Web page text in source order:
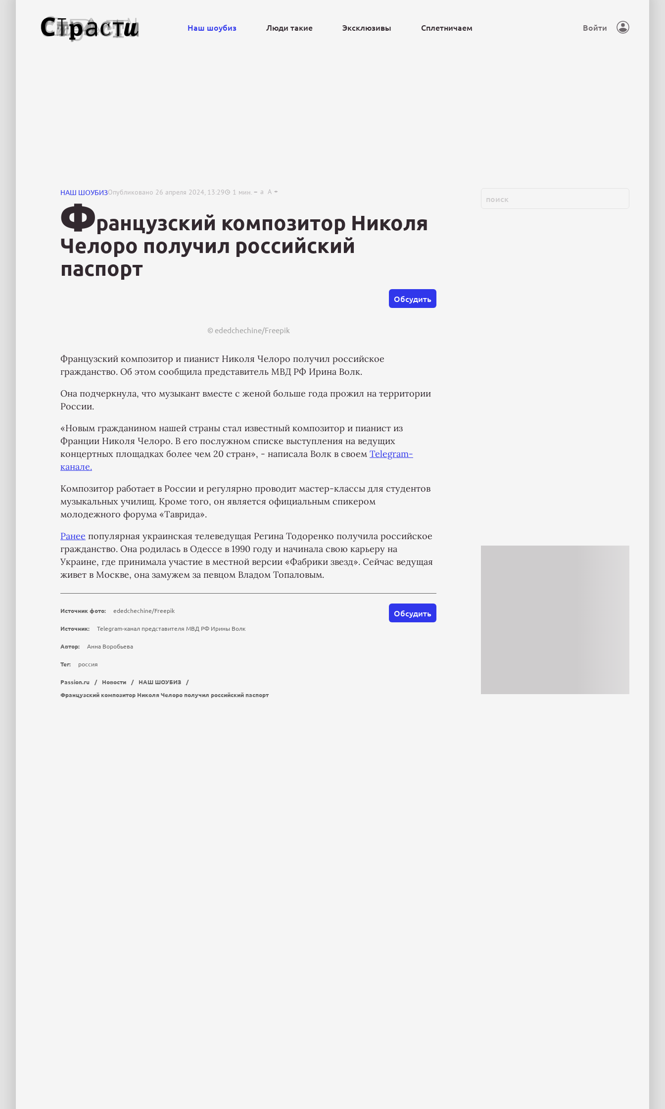
Наш шоубиз Люди такие Эксклюзивы Сплетничаем Войти
НАШ ШОУБИЗОпубликовано 26 апреля 2024, 13:29 1 мин. a A
Французский композитор Николя
Челоро получил российский
паспорт
Обсудить
© ededchechine/Freepik
Французский композитор и пианист Николя Челоро получил российское
гражданство. Об этом сообщила представитель МВД РФ Ирина Волк.
Она подчеркнула, что музыкант вместе с женой больше года прожил на территории
России.
«Новым гражданином нашей страны стал известный композитор и пианист из
Франции Николя Челоро. В его послужном списке выступления на ведущих
концертных площадках более чем 20 стран», - написала Волк в своем Telegram-
канале.
Композитор работает в России и регулярно проводит мастер-классы для студентов
музыкальных училищ. Кроме того, он является официальным спикером
молодежного форума «Таврида».
Ранее популярная украинская телеведущая Регина Тодоренко получила российское
гражданство. Она родилась в Одессе в 1990 году и начинала свою карьеру на
Украине, где принимала участие в местной версии «Фабрики звезд». Сейчас ведущая
живет в Москве, она замужем за певцом Владом Топаловым.
Обсудить
Источник фото: ededchechine/Freepik
Источник: Telegram-канал представителя МВД РФ Ирины Волк
Автор: Анна Воробьева
Тег: россия
Passion.ru / Новости / НАШ ШОУБИЗ
/
Французский композитор Николя Челоро получил российский паспорт